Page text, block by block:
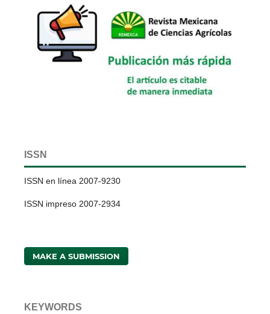
ISSN
ISSN en línea 2007-9230
ISSN impreso 2007-2934
MAKE A SUBMISSION
KEYWORDS